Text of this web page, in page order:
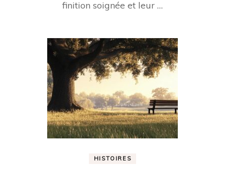
finition soignée et leur …
HISTOIRES